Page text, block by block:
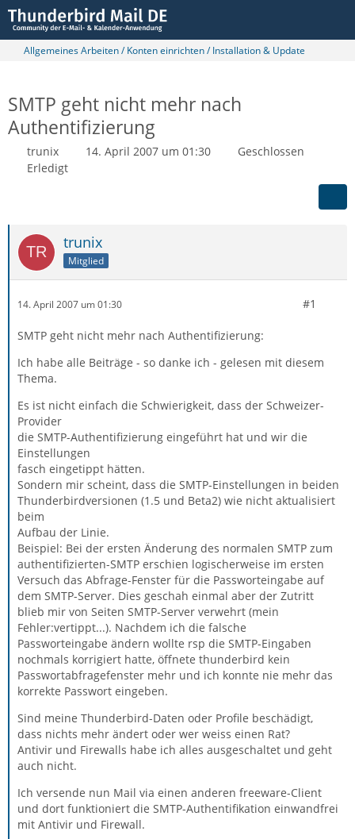
Allgemeines Arbeiten / Konten einrichten / Installation & Update
SMTP geht nicht mehr nach
Authentifizierung
trunix 14. April 2007 um 01:30
Geschlossen
Erledigt
trunix
Mitglied
14. April 2007 um 01:30 #1
SMTP geht nicht mehr nach Authentifizierung:
Ich habe alle Beiträge - so danke ich - gelesen mit diesem
Thema.
Es ist nicht einfach die Schwierigkeit, dass der Schweizer-
Provider
die SMTP-Authentifizierung eingeführt hat und wir die
Einstellungen
fasch eingetippt hätten.
Sondern mir scheint, dass die SMTP-Einstellungen in beiden
Thunderbirdversionen (1.5 und Beta2) wie nicht aktualisiert
beim
Aufbau der Linie.
Beispiel: Bei der ersten Änderung des normalen SMTP zum
authentifizierten-SMTP erschien logischerweise im ersten
Versuch das Abfrage-Fenster für die Passworteingabe auf
dem SMTP-Server. Dies geschah einmal aber der Zutritt
blieb mir von Seiten SMTP-Server verwehrt (mein
Fehler:vertippt...). Nachdem ich die falsche
Passworteingabe ändern wollte rsp die SMTP-Eingaben
nochmals korrigiert hatte, öffnete thunderbird kein
Passwortabfragefenster mehr und ich konnte nie mehr das
korrekte Passwort eingeben.
Sind meine Thunderbird-Daten oder Profile beschädigt,
dass nichts mehr ändert oder wer weiss einen Rat?
Antivir und Firewalls habe ich alles ausgeschaltet und geht
auch nicht.
Ich versende nun Mail via einen anderen freeware-Client
und dort funktioniert die SMTP-Authentifikation einwandfrei
mit Antivir und Firewall.